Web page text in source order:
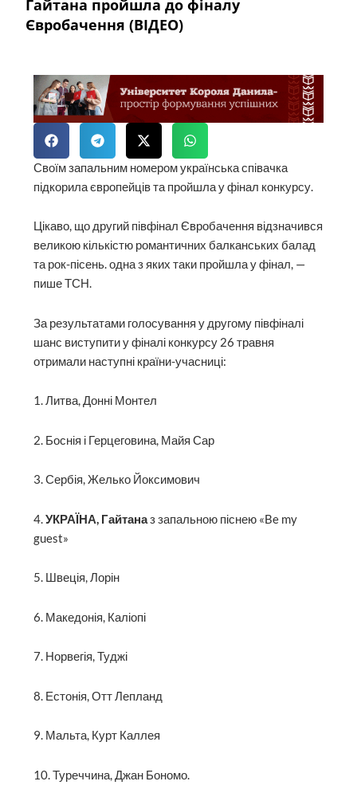
Гайтана пройшла до фіналу
Євробачення (ВІДЕО)
Своїм запальним номером українська співачка
підкорила європейців та пройшла у фінал конкурсу.
Цікаво, що другий півфінал Євробачення відзначився
великою кількістю романтичних балканських балад
та рок-пісень. одна з яких таки пройшла у фінал, —
пише ТСН.
За результатами голосування у другому півфіналі
шанс виступити у фіналі конкурсу 26 травня
отримали наступні країни-учасниці:
1. Литва, Донні Монтел
2. Боснія і Герцеговина, Майя Сар
3. Сербія, Желько Йоксимович
4.УКРАЇНА, Гайтаназ запальною піснею «Be my
guest»
5. Швеція, Лорін
6. Македонія, Каліопі
7. Норвегія, Туджі
8. Естонія, Отт Лепланд
9. Мальта, Курт Каллея
10. Туреччина, Джан Бономо.